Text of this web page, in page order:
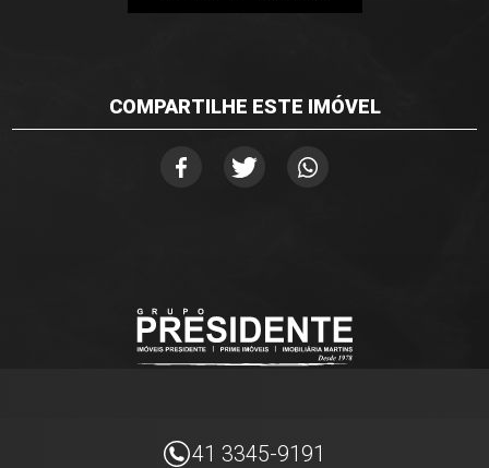
COMPARTILHE ESTE IMÓVEL
41 3345-9191